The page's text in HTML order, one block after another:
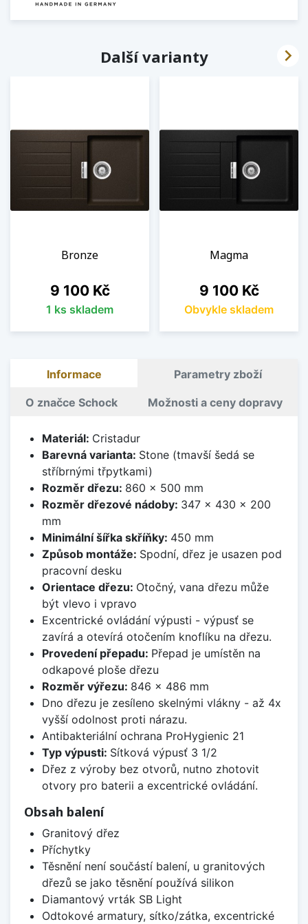
Další varianty
Bronze
Cena
9 100 Kč
1 ks skladem
Magma
Cena
9 100 Kč
Obvykle skladem

Informace Parametry zboží
O značce Schock Možnosti a ceny dopravy
Materiál: Cristadur
Barevná varianta: Stone (tmavší šedá se
stříbrnými třpytkami)
Rozměr dřezu: 860 x 500 mm
Rozměr dřezové nádoby: 347 x 430 x 200
mm
Minimální šířka skříňky: 450 mm
Způsob montáže: Spodní, dřez je usazen pod
pracovní desku
Orientace dřezu: Otočný, vana dřezu může
být vlevo i vpravo
Excentrické ovládání výpusti - výpusť se
zavírá a otevírá otočením knoflíku na dřezu.
Provedení přepadu: Přepad je umístěn na
odkapové ploše dřezu
Rozměr výřezu: 846 x 486 mm
Dno dřezu je zesíleno skelnými vlákny - až 4x
vyšší odolnost proti nárazu.
Antibakteriální ochrana ProHygienic 21
Typ výpusti: Sítková výpusť 3 1/2
Dřez z výroby bez otvorů, nutno zhotovit
otvory pro baterii a excentrické ovládání.
Obsah balení
Granitový dřez
Příchytky
Těsnění není součástí balení, u granitových
dřezů se jako těsnění používá silikon
Diamantový vrták SB Light
Odtokové armatury, sítko/zátka, excentrické